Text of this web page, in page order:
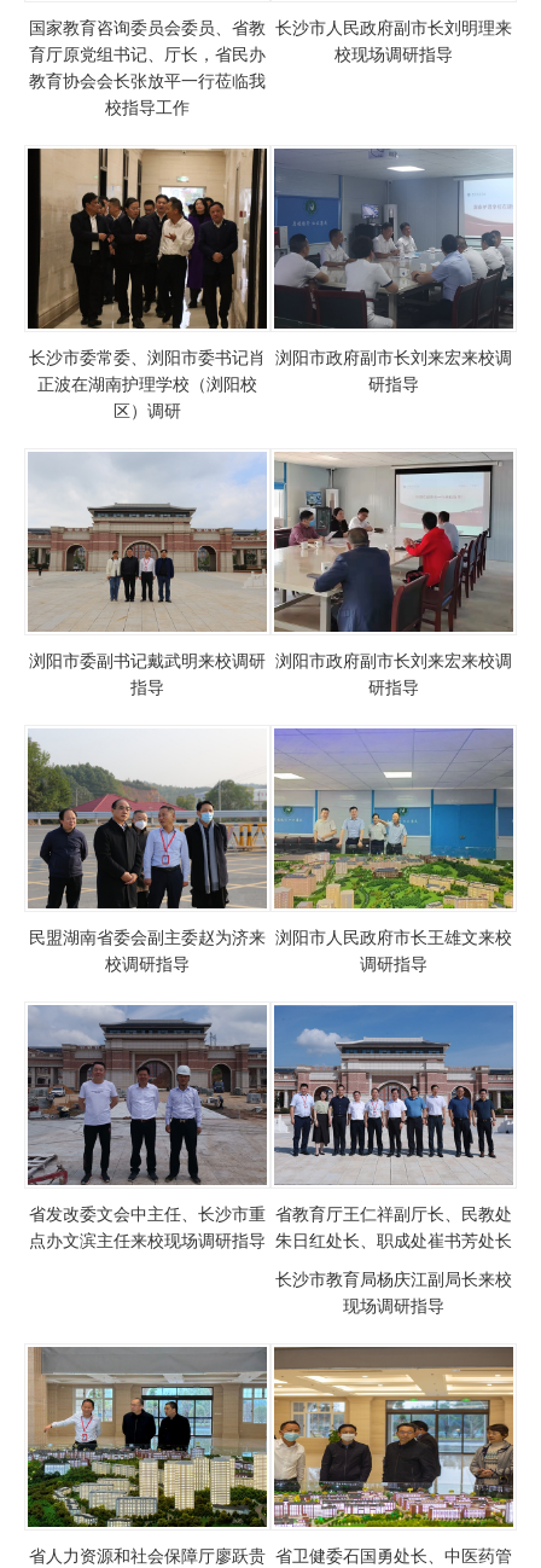
国家教育咨询委员会委员、省教
育厅原党组书记、厅长，省民办
教育协会会长张放平一行莅临我
校指导工作
长沙市人民政府副市长刘明理来
校现场调研指导
长沙市委常委、浏阳市委书记肖
正波在湖南护理学校（浏阳校
区）调研
浏阳市政府副市长刘来宏来校调
研指导
浏阳市委副书记戴武明来校调研
指导
浏阳市政府副市长刘来宏来校调
研指导
民盟湖南省委会副主委赵为济来
校调研指导
浏阳市人民政府市长王雄文来校
调研指导
省发改委文会中主任、长沙市重
点办文滨主任来校现场调研指导
省教育厅王仁祥副厅长、民教处
朱日红处长、职成处崔书芳处长
长沙市教育局杨庆江副局长来校
现场调研指导
省人力资源和社会保障厅廖跃贵 省卫健委石国勇处长、中医药管